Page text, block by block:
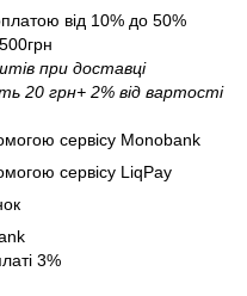
від 10% до 50%
при доставці
20 грн+ 2% від вартості
сервісу Monobank
сервісу LiqPay
3%